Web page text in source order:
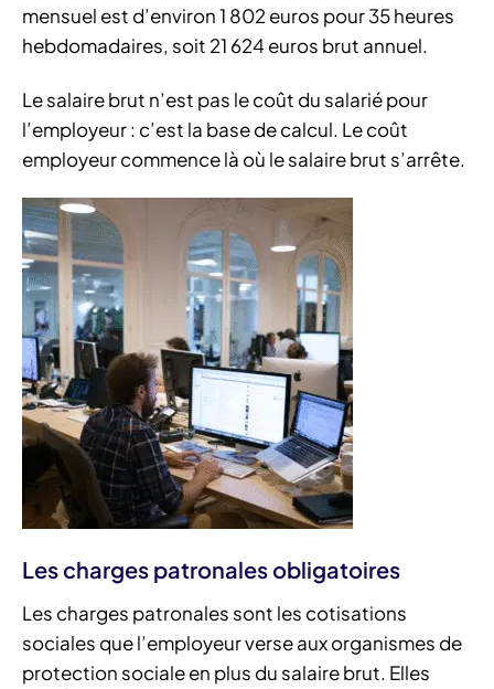
mensuel est d’environ 1 802 euros pour 35 heures
hebdomadaires, soit 21 624 euros brut annuel.
Le salaire brut n’est pas le coût du salarié pour
l’employeur : c’est la base de calcul. Le coût
employeur commence là où le salaire brut s’arrête.
Les charges patronales obligatoires
Les charges patronales sont les cotisations
sociales que l’employeur verse aux organismes de
protection sociale en plus du salaire brut. Elles